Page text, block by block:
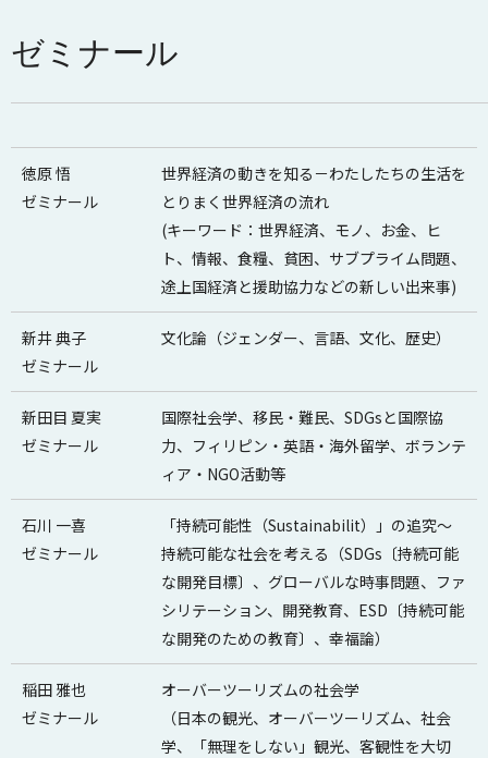
ゼミナール
徳原 悟
ゼミナール
世界経済の動きを知る－わたしたちの生活を
とりまく世界経済の流れ
(キーワード：世界経済、モノ、お金、ヒ
ト、情報、食糧、貧困、サブプライム問題、
途上国経済と援助協力などの新しい出来事)
新井 典子
ゼミナール
文化論（ジェンダー、言語、文化、歴史）
新田目 夏実
ゼミナール
国際社会学、移民・難民、SDGsと国際協
力、フィリピン・英語・海外留学、ボランテ
ィア・NGO活動等
石川 一喜
ゼミナール
「持続可能性（Sustainabilit）」の追究〜
持続可能な社会を考える（SDGs〔持続可能
な開発⽬標〕、グローバルな時事問題、ファ
シリテーション、開発教育、ESD〔持続可能
な開発のための教育〕、幸福論）
稲田 雅也
ゼミナール
オーバーツーリズムの社会学
（日本の観光、オーバーツーリズム、社会
学、「無理をしない」観光、客観性を大切